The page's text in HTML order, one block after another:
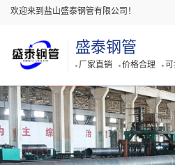
欢迎来到盐山盛泰钢管有限公司！
盛泰钢管
厂家直销 价格合理